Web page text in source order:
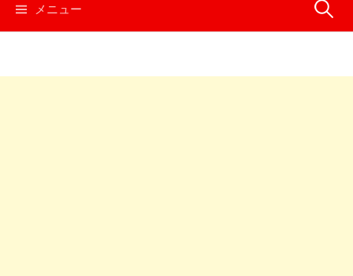
キ
プ
メニュー 検